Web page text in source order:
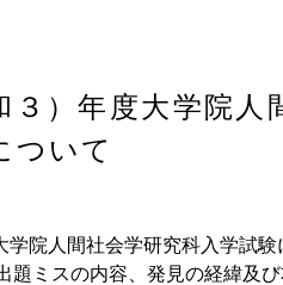
３）年度大学院
ついて
院人間社会学研究科入学試
ミスの内容、発見の経緯及